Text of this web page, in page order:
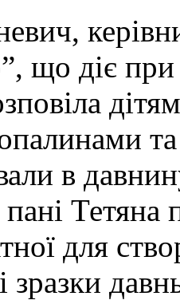
що діє
в
Тетяна
для
зразки